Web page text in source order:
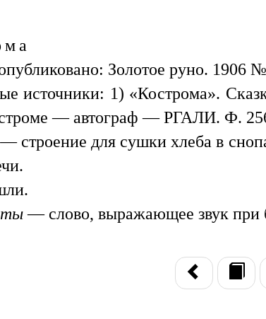
Золотое руно. 1906
источники: 1) «Кострома».
— автограф — РГАЛИ. Ф.
— строение для сушки хлеба в
— слово, выражающее звук при